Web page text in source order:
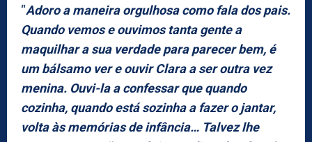
“Adoro a maneira orgulhosa como fala dos pais.
Quando vemos e ouvimos tanta gente a
maquilhar a sua verdade para parecer bem, é
um bálsamo ver e ouvir Clara a ser outra vez
menina. Ouvi-la a confessar que quando
cozinha, quando está sozinha a fazer o jantar,
volta às memórias de infância… Talvez lhe